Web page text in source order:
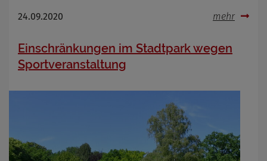
24.09.2020 mehr
Einschränkungen im Stadtpark wegen
Sportveranstaltung